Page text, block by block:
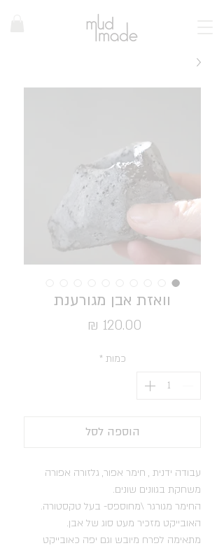
וואזת אבן מגורענת
כמות *
הוספה לסל
עבודה ידנית , חימר אפור, גלזורה אפורה
משחקת בגוונים שונים.
החימר מגורגר \מחוספס- בעל טקסטורה.
האובייקט מזכיר מעט סוג של אבן.
מתאימה לפרח מיובש וגם יפה כאובייקט